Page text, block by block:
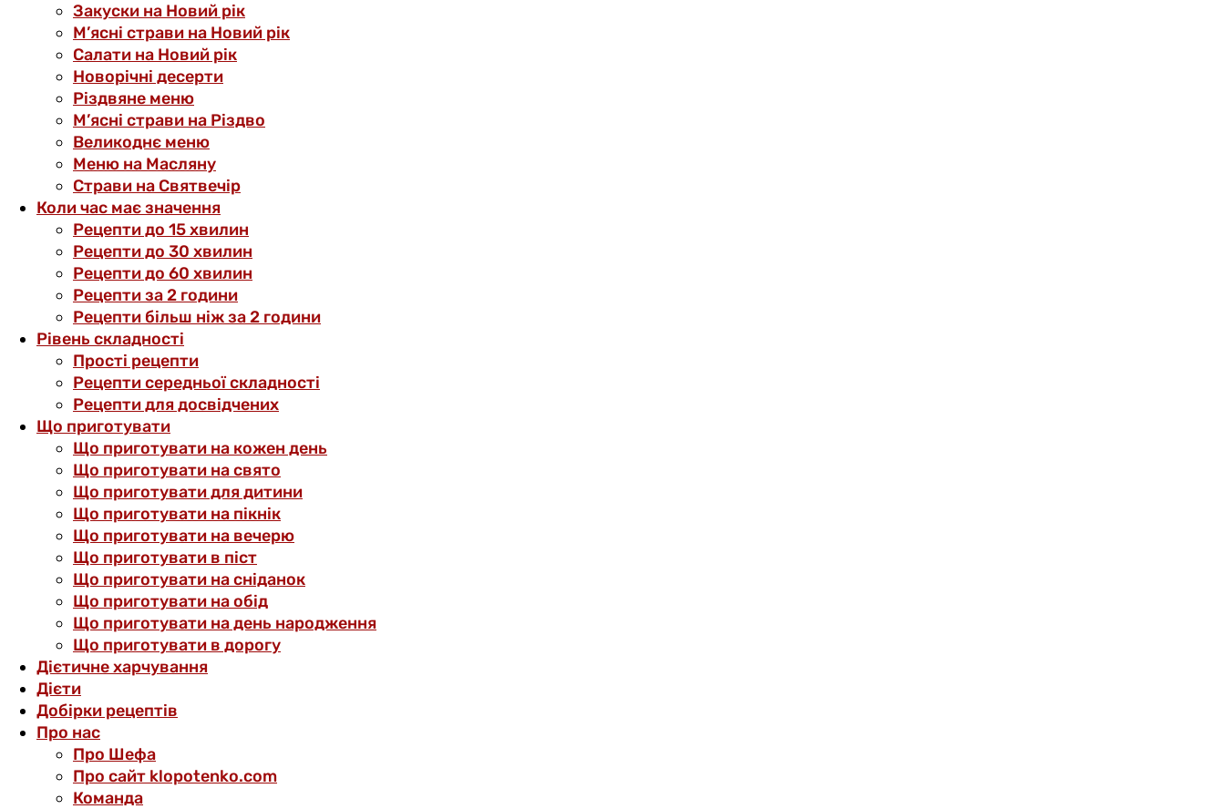
Закуски на Новий рік
М’ясні страви на Новий рік
Салати на Новий рік
Новорічні десерти
Різдвяне меню
М’ясні страви на Різдво
Великоднє меню
Меню на Масляну
Страви на Святвечір
Коли час має значення
Рецепти до 15 хвилин
Рецепти до 30 хвилин
Рецепти до 60 хвилин
Рецепти за 2 години
Рецепти більш ніж за 2 години
Рівень складності
Прості рецепти
Рецепти середньої складності
Рецепти для досвідчених
Що приготувати
Що приготувати на кожен день
Що приготувати на свято
Що приготувати для дитини
Що приготувати на пікнік
Що приготувати на вечерю
Що приготувати в піст
Що приготувати на сніданок
Що приготувати на обід
Що приготувати на день народження
Що приготувати в дорогу
Дієтичне харчування
Дієти
Добірки рецептів
Про нас
Про Шефа
Про сайт klopotenko.com
Команда